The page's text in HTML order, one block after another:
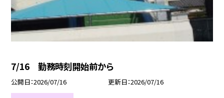
7/16 勤務時刻開始前から
公開日 2026/07/16 更新日 2026/07/16